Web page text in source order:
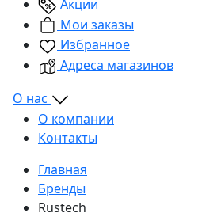
Акции
Мои заказы
Избранное
Адреса магазинов
О нас
О компании
Контакты
Главная
Бренды
Rustech